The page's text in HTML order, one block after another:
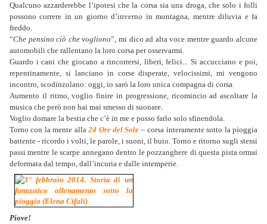
Qualcuno azzarderebbe l’ipotesi che la corsa sia una droga, che solo i folli
possono correre in un giorno d’inverno in montagna, mentre diluvia e fa
freddo.
“Che pensino ciò che vogliono”, mi dico ad alta voce mentre guardo alcune
automobili che rallentano la loro corsa per osservarmi.
Guardo i cani che giocano a rincorrersi, liberi, felici... Si accucciano e poi,
repentinamente, si lanciano in corse disperate, velocissimi, mi vengono
incontro, scodinzolano: oggi, io sarò la loro unica compagna di corsa.
Aumento il ritmo, voglio finire in progressione, ricomincio ad ascoltare la
musica che però non hai mai smesso di suonare.
Voglio domare la bestia che c’è in me e posso farlo solo sfinendola.
Torno con la mente alla24 Ore del Sole – corsa interamente sotto la pioggia
battente - ricordo i volti, le parole, i suoni, il buio. Torno e ritorno sugli stessi
passi mentre le scarpe annegano dentro le pozzanghere di questa pista ormai
deformata dal tempo, dall’incuria e dalle intemperie.
Piove!